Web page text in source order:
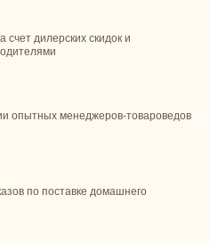
дилерских скидок и
опытных менеджеров-товароведов
по поставке домашнего